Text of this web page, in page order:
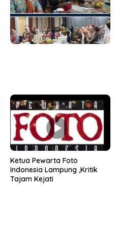
Ketua Pewarta Foto
Indonesia Lampung ,Kritik
Tajam Kejati